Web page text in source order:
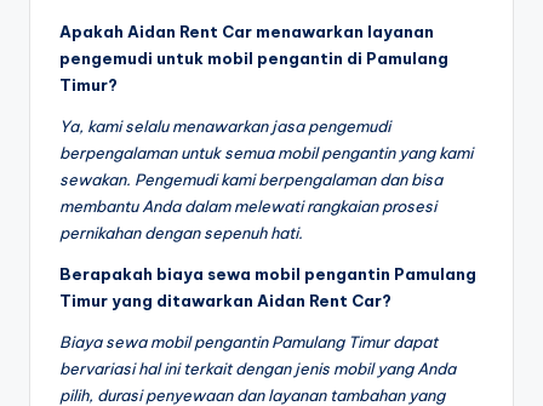
Apakah Aidan Rent Car menawarkan layanan
pengemudi untuk mobil pengantin di Pamulang
Timur?
Ya, kami selalu menawarkan jasa pengemudi
berpengalaman untuk semua mobil pengantin yang kami
sewakan. Pengemudi kami berpengalaman dan bisa
membantu Anda dalam melewati rangkaian prosesi
pernikahan dengan sepenuh hati.
Berapakah biaya sewa mobil pengantin Pamulang
Timur yang ditawarkan Aidan Rent Car?
Biaya sewa mobil pengantin Pamulang Timur dapat
bervariasi hal ini terkait dengan jenis mobil yang Anda
pilih, durasi penyewaan dan layanan tambahan yang